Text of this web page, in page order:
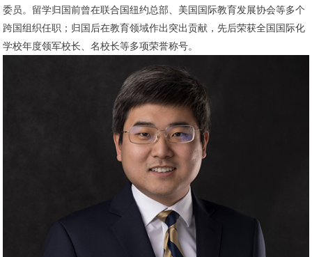
委员。留学归国前曾在联合国纽约总部、美国国际教育发展协会等多个
跨国组织任职；归国后在教育领域作出突出贡献，先后荣获全国国际化
学校年度领军校长、名校长等多项荣誉称号。